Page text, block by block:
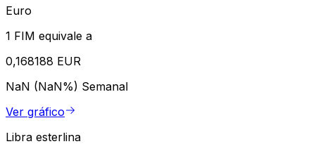
Euro
1 FIM equivale a
0,168188 EUR
NaN (NaN%) Semanal
Ver gráfico
Libra esterlina